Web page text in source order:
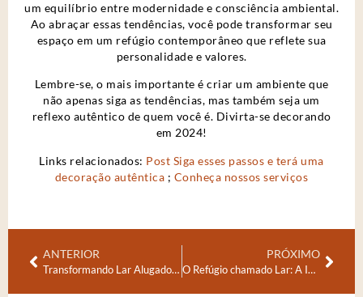
um equilíbrio entre modernidade e consciência ambiental.
Ao abraçar essas tendências, você pode transformar seu
espaço em um refúgio contemporâneo que reflete sua
personalidade e valores.
Lembre-se, o mais importante é criar um ambiente que
não apenas siga as tendências, mas também seja um
reflexo autêntico de quem você é. Divirta-se decorando
em 2024!
Links relacionados: Post Siga esses passos e terá uma
decoração autêntica ; Conheça nossos serviços
ANTERIOR
Transformando Lar Alugado: Decoração Prática para quem mora de aluguel
PRÓXIMO
O Refúgio chamado Lar: A Importância de Decorar e Cuidar da Nossa Casa agora em Janeiro